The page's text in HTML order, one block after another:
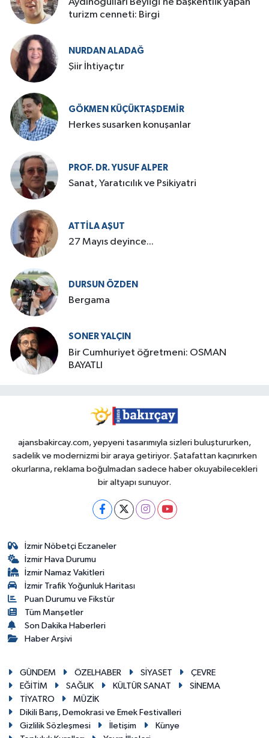
turizm cenneti: Birgi
NURDAN ALADAĞ
Şiir İhtiyaçtır
GÖKMEN KÜÇÜKTAŞDEMIR
Herkes susarken konuşanlar
PROF. DR. YUSUF ALPER
Sanat, Yaratıcılık ve Psikiyatri
ATTILA AŞUT
27 Mayıs deyince...
DURSUN ÖZDEN
Bergama
SONER YALÇIN
Bir Cumhuriyet öğretmeni: OSMAN
BAYATLI
ajansbakircay.com, yepyeni tasarımıyla sizleri buluştururken,
sadelik ve modernizmi bir araya getiriyor. Şatafattan kaçınırken
okurlarına, reklama boğulmadan sadece haber okuyabilecekleri
bir altyapı sunuyor.
İzmir Nöbetçi Eczaneler
İzmir Hava Durumu
İzmir Namaz Vakitleri
İzmir Trafik Yoğunluk Haritası
Puan Durumu ve Fikstür
Tüm Manşetler
Son Dakika Haberleri
Haber Arşivi
GÜNDEM ÖZELHABER SİYASET
ÇEVRE
EĞİTİM
SAĞLIK KÜLTÜR SANAT
SİNEMA
TİYATRO
MÜZİK
Dikili Barış, Demokrasi ve Emek Festivalleri
Gizlilik Sözleşmesi
İletişim
Künye